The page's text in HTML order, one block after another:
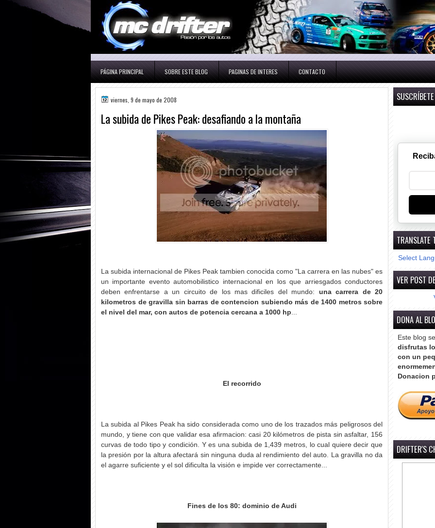
PÁGINA PRINCIPAL SOBRE ESTE BLOG PAGINAS DE INTERES CONTACTO
viernes, 9 de mayo de 2008
La subida de Pikes Peak: desafiando a la montaña
La subida internacional de Pikes Peak tambien conocida como "La carrera en las nubes" es
un importante evento automobilistico internacional en los que arriesgados conductores
deben enfrentarse a un circuito de los mas dificiles del mundo: una carrera de 20
kilometros de gravilla sin barras de contencion subiendo más de 1400 metros sobre
el nivel del mar, con autos de potencia cercana a 1000 hp
El recorrido
La subida al Pikes Peak ha sido considerada como uno de los trazados más peligrosos del
mundo, y tiene con que validar esa afirmacion: casi 20 kilómetros de pista sin asfaltar, 156
curvas de todo tipo y condición. Y es una subida de 1,439 metros, lo cual quiere decir que
la presión por la altura afectará sin ninguna duda al rendimiento del auto. La gravilla no da
el agarre suficiente y el sol dificulta la visión e impide ver correctamente...
Fines de los 80: dominio de Audi
TRANSLATE
Select
VER POST
DONA AL
Este blog
disfrutas
con un
Donacion
DRIFTER'S